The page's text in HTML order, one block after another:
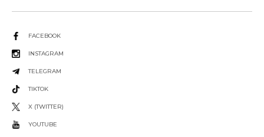
FACEBOOK
INSTAGRAM
TELEGRAM
TIKTOK
X (TWITTER)
YOUTUBE